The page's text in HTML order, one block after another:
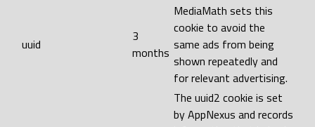
uuid
3
months
MediaMath sets this
cookie to avoid the
same ads from being
shown repeatedly and
for relevant advertising.
The uuid2 cookie is set
by AppNexus and records